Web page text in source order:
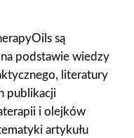
są
podstawie wiedzy
literatury
publikacji
i olejków
artykułu